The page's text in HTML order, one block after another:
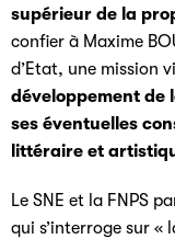
supérieur de la
confier à Maxime
d’Etat, une mission
développement de
ses éventuelles
littéraire et
Le SNE et la FNPS
qui s’interroge sur «